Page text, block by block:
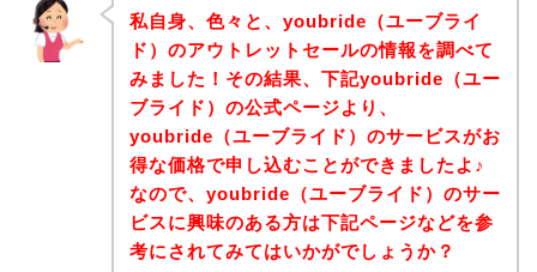
私自身、色々と、youbride（ユーブライ
ド）のアウトレットセールの情報を調べて
みました！その結果、下記youbride（ユー
ブライド）の公式ページより、
youbride（ユーブライド）のサービスがお
得な価格で申し込むことができましたよ♪
なので、youbride（ユーブライド）のサー
ビスに興味のある方は下記ページなどを参
考にされてみてはいかがでしょうか？